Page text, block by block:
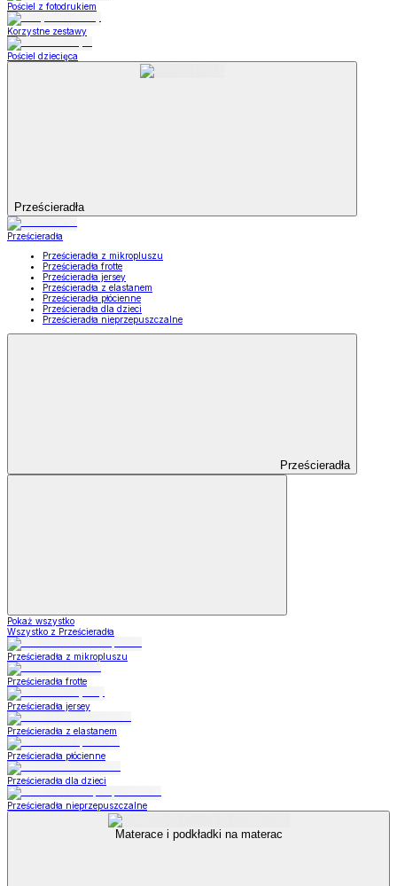
Pościel z fotodrukiem
Korzystne zestawy
Pościel dziecięca
Prześcieradła
Prześcieradła
Prześcieradła z mikropluszu
Prześcieradła frotte
Prześcieradła jersey
Prześcieradła z elastanem
Prześcieradła płócienne
Prześcieradła dla dzieci
Prześcieradła nieprzepuszczalne
Prześcieradła
Pokaż wszystko
Wszystko z Prześcieradła
Prześcieradła z mikropluszu
Prześcieradła frotte
Prześcieradła jersey
Prześcieradła z elastanem
Prześcieradła płócienne
Prześcieradła dla dzieci
Prześcieradła nieprzepuszczalne
Materace i podkładki na materac